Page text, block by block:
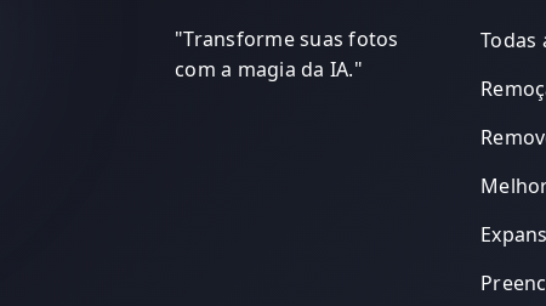
"Transforme suas fotos
com a magia da IA."
Todas